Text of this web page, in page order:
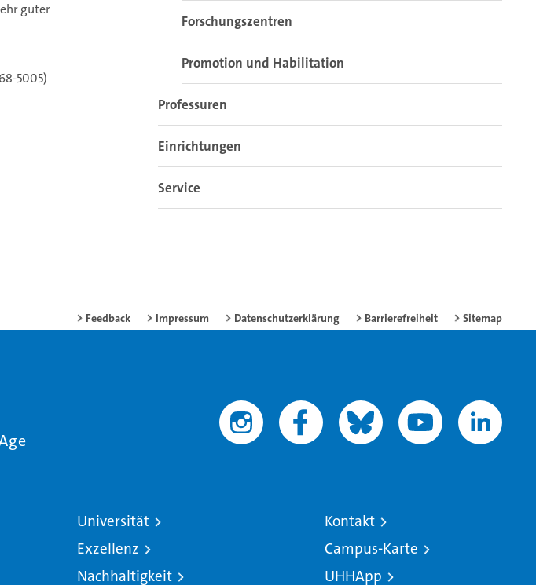
guter
5005)
Forschungszentren
Promotion und Habilitation
Professuren
Einrichtungen
Service
Feedback Impressum Datenschutzerklärung Barrierefreiheit Sitemap
Universität
Exzellenz
Nachhaltigkeit
Kontakt
Campus-Karte
UHHApp